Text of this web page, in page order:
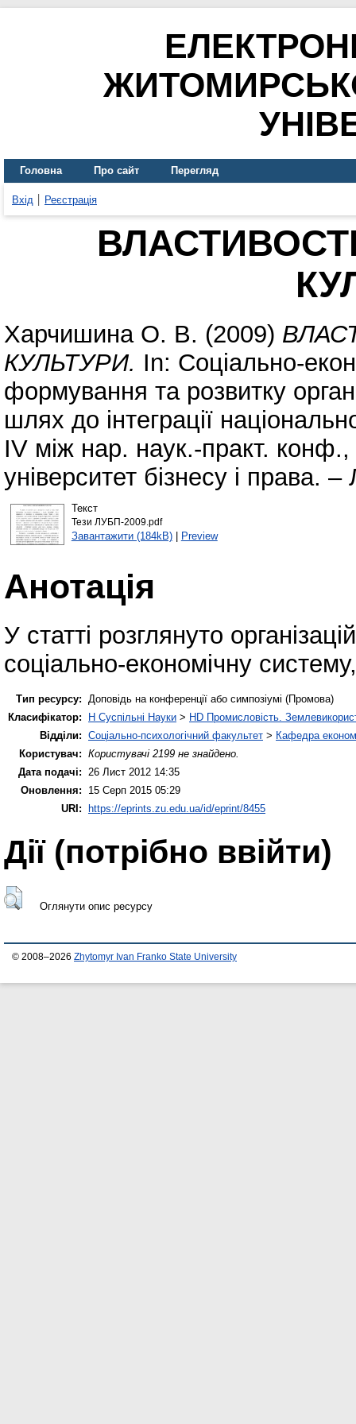
Головна Про сайт Перегляд
Вхід Реєстрація
Харчишина О. В. (2009)
КУЛЬТУРИ. In: Соціально-
формування та розвитку
шлях до інтеграції
ІV між нар. наук.-практ.
університет бізнесу і права.
Текст
Тези ЛУБП-2009.pdf
Завантажити (184kB)| Preview
Анотація
У статті розглянуто
соціально-економічну
Тип ресурсу:
Доповідь на конференції або симпозіумі (Промова)
Класифікатор:
H Суспільні Науки > HD Промисловість.
Відділи: Соціально-психологічний факультет > Кафедра
Користувач: Користувачі 2199 не знайдено.
Дата подачі:
26 Лист 2012 14:35
Оновлення:
15 Серп 2015 05:29
URI: https://eprints.zu.edu.ua/id/eprint/8455
Дії ​​(потрібно ввійти)
Оглянути опис ресурсу
© 2008–2026 Zhytomyr Ivan Franko State University